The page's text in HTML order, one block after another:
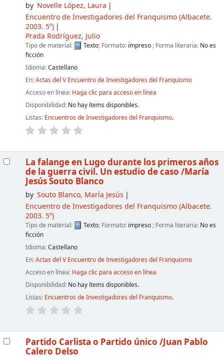
by Novelle López, Laura
Encuentro de Investigadores del Franquismo(Albacete.
2003. 5º)
Prada Rodríguez, Julio
Tipo de material: Texto; Formato: impreso ; Forma literaria: No es
ficción
Idioma:Castellano
En:Actas del V Encuentro de Investigadores del Franquismo
Acceso en línea: Haga clic para acceso en línea
Disponibilidad: No hay ítems disponibles.
Listas: Encuentros de Investigadores del Franquismo.
La falange en Lugo durante los primeros años
de la guerra civil. Un estudio de caso /María
Jesús Souto Blanco
by Souto Blanco, María Jesús
Encuentro de Investigadores del Franquismo(Albacete.
2003. 5º)
Tipo de material: Texto; Formato: impreso ; Forma literaria: No es
ficción
Idioma:Castellano
En:Actas del V Encuentro de Investigadores del Franquismo
Acceso en línea: Haga clic para acceso en línea
Disponibilidad: No hay ítems disponibles.
Listas: Encuentros de Investigadores del Franquismo.
Partido Carlista o Partido único /Juan Pablo
Calero Delso